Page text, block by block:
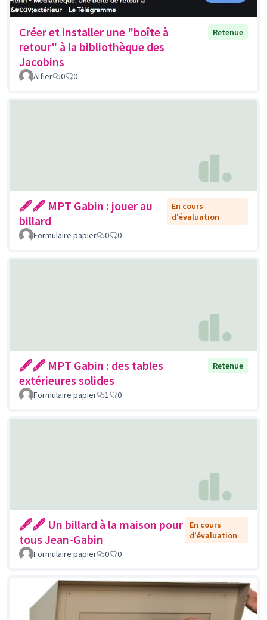
Créer et installer une "boîte à
retour" à la bibliothèque des
Jacobins
Retenue
Alfier 0 0
🖋🖋 MPT Gabin : jouer au
billard
En cours
d'évaluation
Formulaire papier
0 0
🖋🖋 MPT Gabin : des tables
extérieures solides
Retenue
Formulaire papier 1 0
🖋🖋 Un billard à la maison pour
tous Jean-Gabin
En cours
d'évaluation
Formulaire papier
0 0